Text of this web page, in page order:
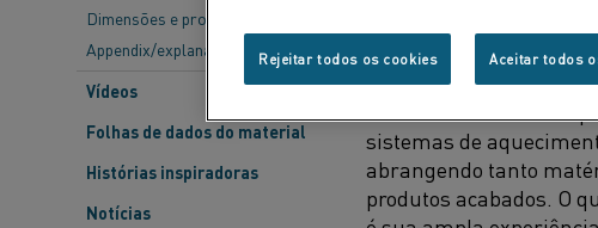
Dimensões e propriedades
Appendix/explanations
Vídeos
Folhas de dados do material
Histórias inspiradoras
Notícias
KANTHAL: LIDERANDO
A Kanthal se consolidou
renomado de uma
sistemas de
abrangendo tanto
produtos acabados. O
Rejeitar todos os cookies Aceitar todos